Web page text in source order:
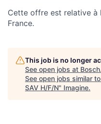
Cette offre est relative à
France.
This job is no longer
See open jobs at Bosch.
See open jobs similar
SAV H/F/N" Imagine.